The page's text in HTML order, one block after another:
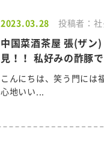
2023.03.28 投稿者：社
中国菜酒茶屋 張(ザン
見！！ 私好みの酢豚
こんにちは、笑う門には
心地いい...